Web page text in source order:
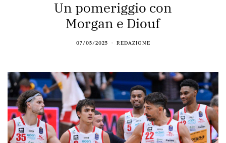
Un pomeriggio con
Morgan e Diouf
07/05/2025 REDAZIONE